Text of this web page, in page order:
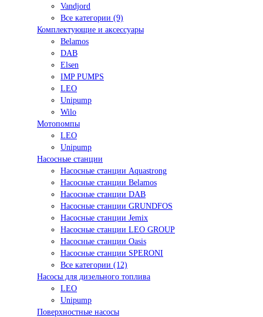
Vandjord
Все категории (9)
Комплектующие и аксессуары
Belamos
DAB
Elsen
IMP PUMPS
LEO
Unipump
Wilo
Мотопомпы
LEO
Unipump
Насосные станции
Насосные станции Aquastrong
Насосные станции Belamos
Насосные станции DAB
Насосные станции GRUNDFOS
Насосные станции Jemix
Насосные станции LEO GROUP
Насосные станции Oasis
Насосные станции SPERONI
Все категории (12)
Насосы для дизельного топлива
LEO
Unipump
Поверхностные насосы